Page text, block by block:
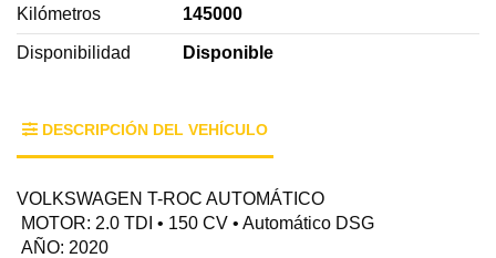
Kilómetros 145000
Disponibilidad Disponible
DESCRIPCIÓN DEL VEHÍCULO
VOLKSWAGEN T-ROC AUTOMÁTICO
MOTOR: 2.0 TDI • 150 CV • Automático DSG
AÑO: 2020